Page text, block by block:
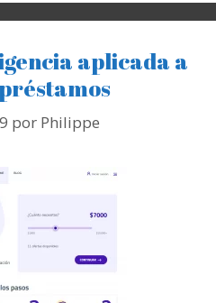
aplicada a
por Philippe